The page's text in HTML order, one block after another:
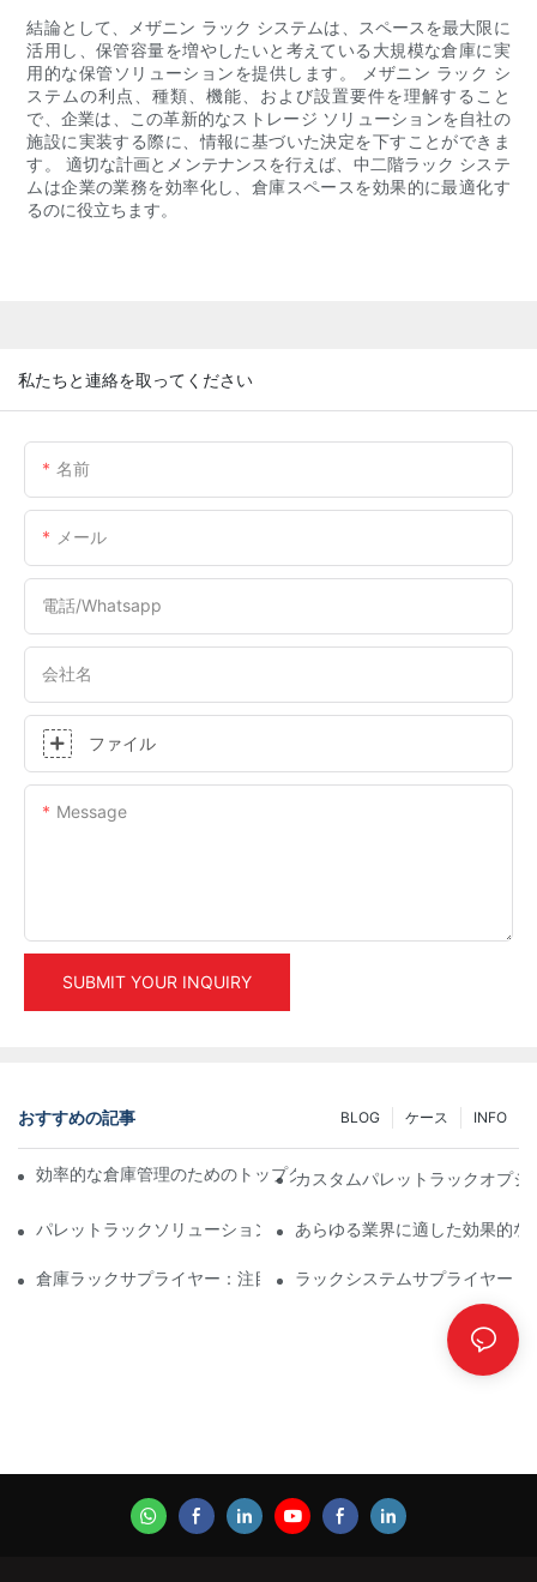
結論として、メザニン ラック システムは、スペースを最大限に
活用し、保管容量を増やしたいと考えている大規模な倉庫に実
用的な保管ソリューションを提供します。 メザニン ラック シ
ステムの利点、種類、機能、および設置要件を理解すること
で、企業は、この革新的なストレージ ソリューションを自社の
施設に実装する際に、情報に基づいた決定を下すことができま
す。 適切な計画とメンテナンスを行えば、中二階ラック システ
ムは企業の業務を効率化し、倉庫スペースを効果的に最適化す
るのに役立ちます。
私たちと連絡を取ってください
名前
メール
電話/whatsapp
会社名
ファイル
Message
SUBMIT YOUR INQUIRY
おすすめの記事 INFO
ケース
BLOG
効率的な倉庫管理のためのトップクラスの産業用ラックソリュー
カスタムパレットラックオプ
パレットラックソリューションの未来：トレンドとイノベーショ
あらゆる業界に適した効果的
倉庫ラックサプライヤー：注目すべき点ラックシステムサプライヤー